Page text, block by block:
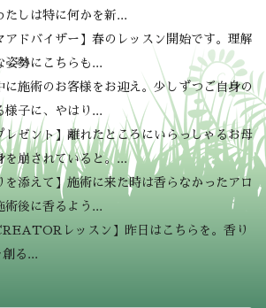
たしは特に何かを新...
アドバイザー】春のレッスン開始です。理解
姿勢にこちらも...
に施術のお客様をお迎え。少しずつご自身の
様子に、やはり...
レゼント】離れたところにいらっしゃるお母
を崩されていると。...
を添えて】施術に来た時は香らなかったアロ
術後に香るよう...
レッスン】昨日はこちらを。香り
る...